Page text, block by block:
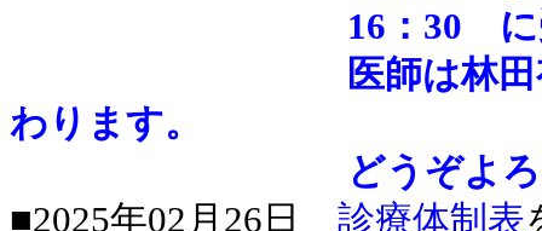
16：30 に受付終
医師は林田有希医
わります。
どうぞよろしくお
■2025年02月26日 診療体制表